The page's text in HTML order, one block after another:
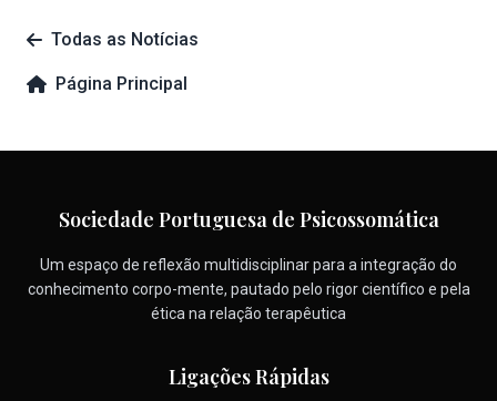
Todas as Notícias
Página Principal
Sociedade Portuguesa de Psicossomática
Um espaço de reflexão multidisciplinar para a integração do
conhecimento corpo-mente, pautado pelo rigor científico e pela
ética na relação terapêutica
Ligações Rápidas